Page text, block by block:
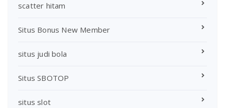
scatter hitam
Situs Bonus New Member
situs judi bola
Situs SBOTOP
situs slot